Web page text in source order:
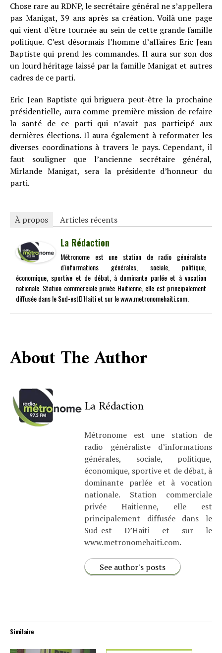
Chose rare au RDNP, le secrétaire général ne s’appellera
pas Manigat, 39 ans après sa création. Voilà une page
qui vient d’être tournée au sein de cette grande famille
politique. C’est désormais l’homme d’affaires Eric Jean
Baptiste qui prend les commandes. Il aura sur son dos
un lourd héritage laissé par la famille Manigat et autres
cadres de ce parti.
Eric Jean Baptiste qui briguera peut-être la prochaine
présidentielle, aura comme première mission de refaire
la santé de ce parti qui n’avait pas participé aux
dernières élections. Il aura également à reformater les
diverses coordinations à travers le pays. Cependant, il
faut souligner que l’ancienne secrétaire général,
Mirlande Manigat, sera la présidente d’honneur du
parti.
À propos Articles récents
La Rédaction
Métronome est une station de radio généraliste
d'informations générales, sociale, politique,
économique, sportive et de débat, à dominante parlée et à vocation
nationale. Station commerciale privée Haitienne, elle est principalement
diffusée dans le Sud-estD'Haiti et sur le www.metronomehaiti.com.
About The Author
La Rédaction
Métronome est une station de
radio généraliste d’informations
générales, sociale, politique,
économique, sportive et de débat, à
dominante parlée et à vocation
nationale. Station commerciale
privée Haitienne, elle est
principalement diffusée dans le
Sud-est D’Haiti et sur le
www.metronomehaiti.com.
See author's posts
Similaire